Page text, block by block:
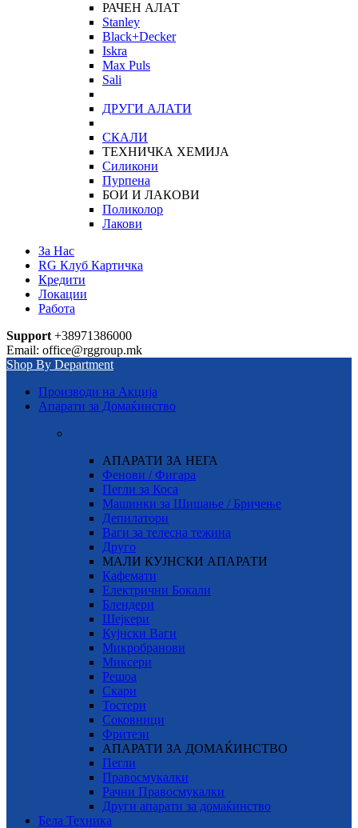
РАЧЕН АЛАТ
Stanley
Black+Decker
Iskra
Max Puls
Sali
ДРУГИ АЛАТИ
СКАЛИ
ТЕХНИЧКА ХЕМИЈА
Силикони
Пурпена
БОИ И ЛАКОВИ
Поликолор
Лакови
За Нас
RG Клуб Картичка
Кредити
Локации
Работа
Support +38971386000
Email: office@rggroup.mk
Shop By Department
Производи на Акција
Апарати за Домаќинство
АПАРАТИ ЗА НЕГА
Фенови / Фигара
Пегли за Коса
Машинки за Шишање / Бричење
Депилатори
Ваги за телесна тежина
Друго
МАЛИ КУЈНСКИ АПАРАТИ
Кафемати
Електрични Бокали
Блендери
Шејкери
Кујнски Ваги
Микробранови
Миксери
Решоа
Скари
Тостери
Соковници
Фритези
АПАРАТИ ЗА ДОМАЌИНСТВО
Пегли
Правосмукалки
Рачни Правосмукалки
Други апарати за домаќинство
Бела Техника